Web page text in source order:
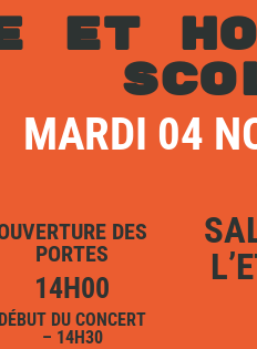
ET
MARDI 04
DES
PORTES
14H00
DÉBUT DU CONCERT
– 14H30